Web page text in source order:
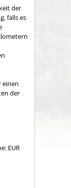
der
falls es
einen
der
EUR